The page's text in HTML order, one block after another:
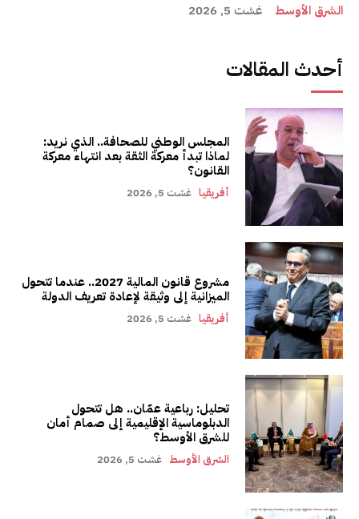
الشرق الأوسط غشت 5, 2026
أحدث المقالات
المجلس الوطني للصحافة.. الذي نريد:
لماذا تبدأ معركة الثقة بعد انتهاء معركة
القانون؟
أفريقيا غشت 5, 2026
مشروع قانون المالية 2027.. عندما تتحول
الميزانية إلى وثيقة لإعادة تعريف الدولة
أفريقيا غشت 5, 2026
تحليل: رباعية عمّان.. هل تتحول
الدبلوماسية الإقليمية إلى صمام أمان
للشرق الأوسط؟
الشرق الأوسط غشت 5, 2026